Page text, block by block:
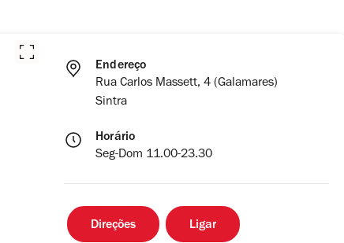
Endereço
Rua Carlos Massett, 4 (Galamares)
Sintra
Horário
Seg-Dom 11.00-23.30
Direções Ligar